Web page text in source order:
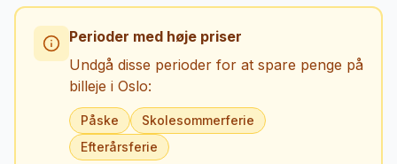
Perioder med høje priser
Undgå disse perioder for at spare penge på
billeje i Oslo:
Påske
Skolesommerferie
Efterårsferie